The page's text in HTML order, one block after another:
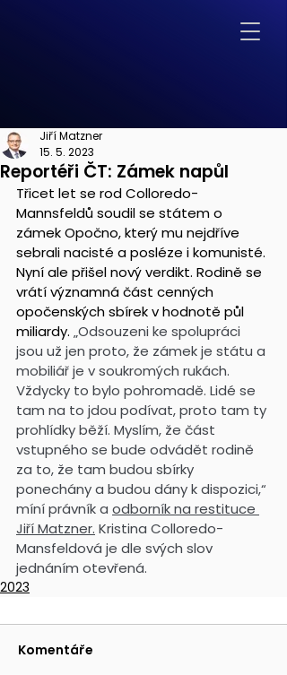
Reportéři ČT: Zámek napůl
Jiří Matzner
15. 5. 2023
Třicet let se rod Colloredo-
Mannsfeldů soudil se státem o
zámek Opočno, který mu nejdříve
sebrali nacisté a posléze i komunisté.
Nyní ale přišel nový verdikt. Rodině se
vrátí významná část cenných
opočenských sbírek v hodnotě půl
miliardy. „Odsouzeni ke spolupráci
jsou už jen proto, že zámek je státu a
mobiliář je v soukromých rukách.
Vždycky to bylo pohromadě. Lidé se
tam na to jdou podívat, proto tam ty
prohlídky běží. Myslím, že část
vstupného se bude odvádět rodině
za to, že tam budou sbírky
ponechány a budou dány k dispozici,“
míní právník a odborník na restituce
Jiří Matzner. Kristina Colloredo-
Mansfeldová je dle svých slov
jednáním otevřená.
2023
Komentáře